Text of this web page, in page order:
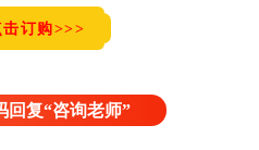
击订购>>>
回复“咨询老师”